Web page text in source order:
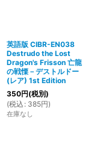
英語版 CIBR-EN038
Destrudo the Lost
Dragon's Frisson 亡龍
の戦慄－デストルドー
(レア) 1st Edition
350円(税別)
(税込 : 385円)
在庫なし